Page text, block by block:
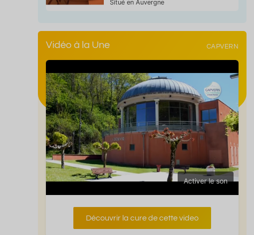
Situé en Auvergne
Vidéo à la Une CAPVERN
Activer le son
Découvrir la cure de cette video